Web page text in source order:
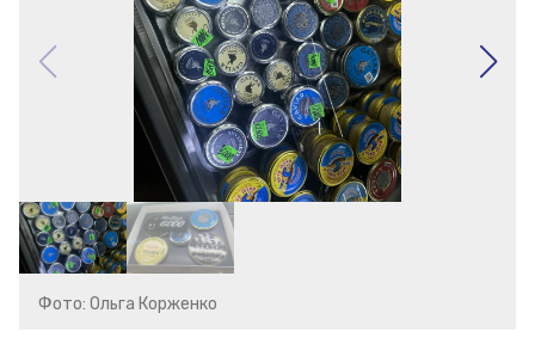
Фото: Ольга Корженко